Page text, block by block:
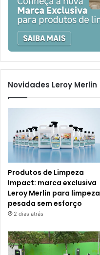
Novidades Leroy Merlin
Produtos de Limpeza
Impact: marca exclusiva
Leroy Merlin para limpeza
pesada sem esforço
2 dias atrás